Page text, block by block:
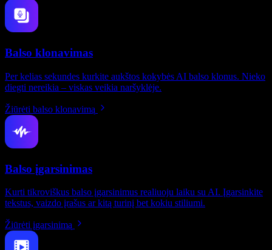
Balso klonavimas
Per kelias sekundes kurkite aukštos kokybės AI balso klonus. Nieko
diegti nereikia – viskas veikia naršyklėje.
Žiūrėti balso klonavimą
Balso įgarsinimas
Kurti tikroviškus balso įgarsinimus realiuoju laiku su AI. Įgarsinkite
tekstus, vaizdo įrašus ar kitą turinį bet kokiu stiliumi.
Žiūrėti įgarsinimą